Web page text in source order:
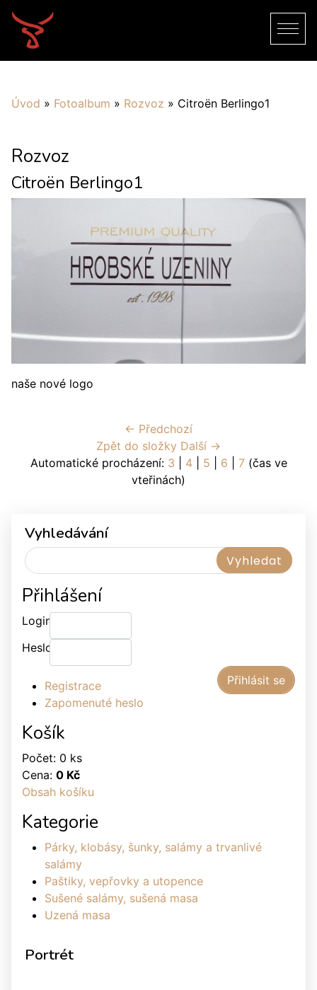
Úvod » Fotoalbum » Rozvoz » Citroën Berlingo1
Rozvoz
Citroën Berlingo1
naše nové logo
← Předchozí
Zpět do složky Další →
Automatické procházení: 3 4| 5 6 7(čas ve
vteřinách)
Vyhledávání
Přihlášení
Login:
Heslo:
Registrace
Zapomenuté heslo
Košík
Počet: 0 ks
Cena: 0 Kč
Obsah košíku
Kategorie
Párky, klobásy, šunky, salámy a trvanlivé
salámy
Paštiky, vepřovky a utopence
Sušené salámy, sušená masa
Uzená masa
Portrét